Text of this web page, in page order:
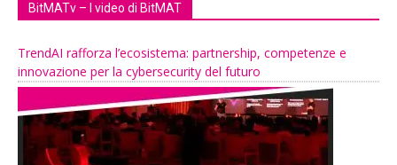
BitMATv – I video di BitMAT
TrendAI rafforza l’ecosistema: partnership, competenze e
innovazione per la cybersecurity del futuro